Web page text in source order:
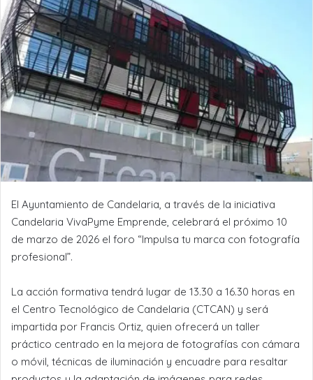
El Ayuntamiento de Candelaria, a través de la iniciativa
Candelaria VivaPyme Emprende, celebrará el próximo 10
de marzo de 2026 el foro “Impulsa tu marca con fotografía
profesional”.
La acción formativa tendrá lugar de 13.30 a 16.30 horas en
el Centro Tecnológico de Candelaria (CTCAN) y será
impartida por Francis Ortiz, quien ofrecerá un taller
práctico centrado en la mejora de fotografías con cámara
o móvil, técnicas de iluminación y encuadre para resaltar